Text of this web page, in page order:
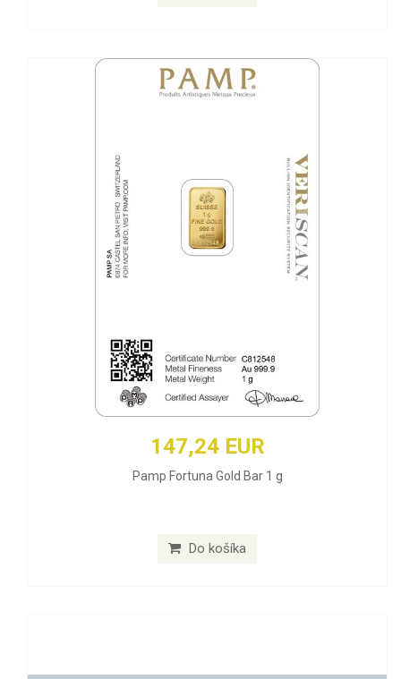
147,24 EUR
Pamp Fortuna Gold Bar 1 g
Do košíka